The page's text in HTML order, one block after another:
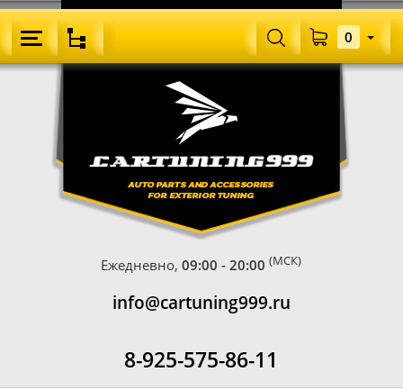
Ежедневно,09:00 - 20:00 (МСК)
info@cartuning999.ru
8-925-575-86-11
0